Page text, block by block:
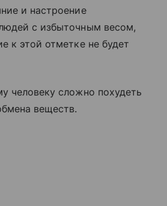
и настроение
с избыточным весом,
к этой отметке не будет
человеку сложно похудеть
веществ.